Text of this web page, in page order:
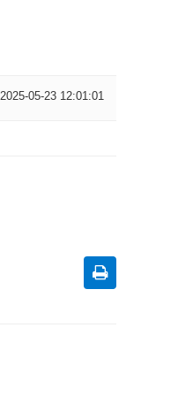
2025-05-23 12:01:01